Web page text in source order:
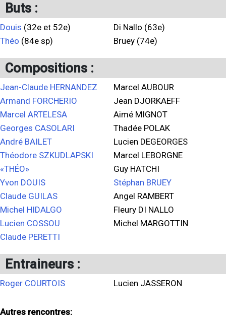
Buts :
Douis (32e et 52e)
Théo (84e sp)
Di Nallo (63e)
Bruey (74e)
Compositions :
Jean-Claude HERNANDEZ
Armand FORCHERIO
Marcel ARTELESA
Georges CASOLARI
André BAILET
Théodore SZKUDLAPSKI
«THÉO»
Yvon DOUIS
Claude GUILAS
Michel HIDALGO
Lucien COSSOU
Claude PERETTI
Marcel AUBOUR
Jean DJORKAEFF
Aimé MIGNOT
Thadée POLAK
Lucien DEGEORGES
Marcel LEBORGNE
Guy HATCHI
Stéphan BRUEY
Angel RAMBERT
Fleury DI NALLO
Michel MARGOTTIN
Entraineurs :
Roger COURTOIS Lucien JASSERON
Autres rencontres: